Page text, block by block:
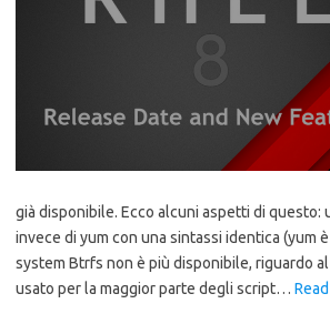
già disponibile. Ecco alcuni aspetti di questo:
invece di yum con una sintassi identica (yum
system Btrfs non è più disponibile, riguardo
usato per la maggior parte degli script…